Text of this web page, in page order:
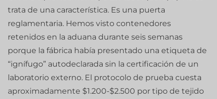
trata de una característica. Es una puerta
reglamentaria. Hemos visto contenedores
retenidos en la aduana durante seis semanas
porque la fábrica había presentado una etiqueta de
“ignífugo” autodeclarada sin la certificación de un
laboratorio externo. El protocolo de prueba cuesta
aproximadamente $1.200-$2.500 por tipo de tejido